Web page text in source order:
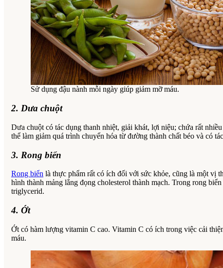
Sử dụng đậu nành mỗi ngày giúp giảm mỡ máu.
2. Dưa chuột
Dưa chuột có tác dụng thanh nhiệt, giải khát, lợi niệu; chứa rất
thể làm giảm quá trình chuyển hóa từ đường thành chất béo và có
3. Rong biển
Rong biển là thực phẩm rất có ích đối với sức khỏe, cũng là một vị
hình thành mảng lắng đọng cholesterol thành mạch. Trong rong
triglycerid.
4. Ớt
Ớt có hàm lượng vitamin C cao. Vitamin C có ích trong việc cải
máu.